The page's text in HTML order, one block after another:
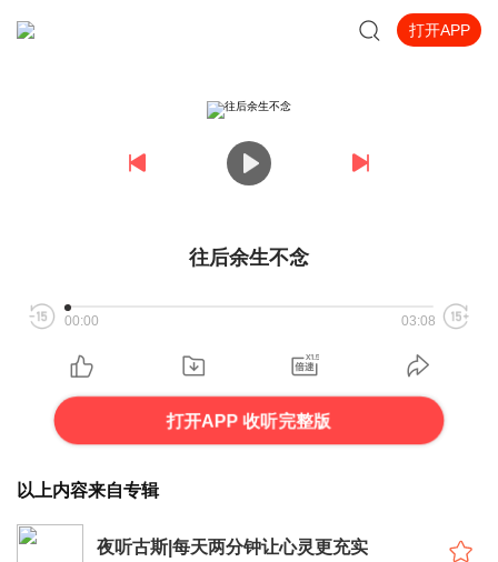
打开APP
往后余生不念
00:00 03:08
打开APP 收听完整版
以上内容来自专辑
夜听古斯|每天两分钟让心灵更充实